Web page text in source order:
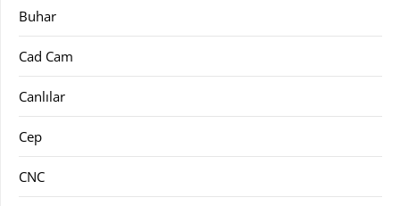
Buhar
Cad Cam
Canlılar
Cep
CNC